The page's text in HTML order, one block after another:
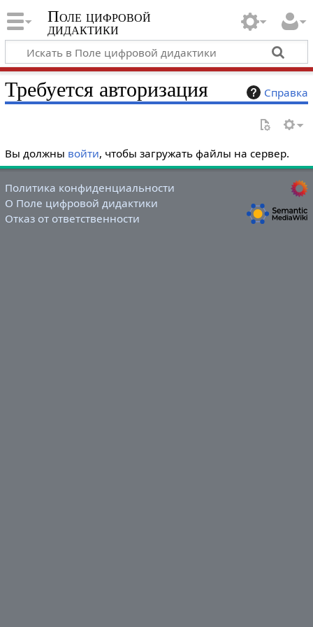
Поле цифровой
дидактики
Справка
Требуется авторизация
Вы должны войти, чтобы загружать файлы на сервер.
Политика конфиденциальности
О Поле цифровой дидактики
Отказ от ответственности